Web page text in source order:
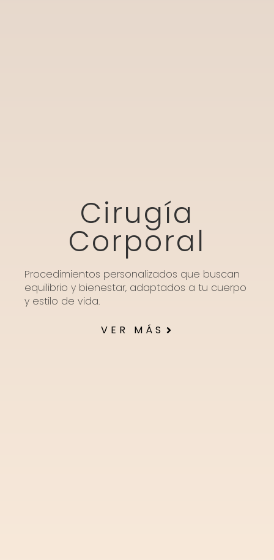
Cirugía
Corporal
Procedimientos personalizados que buscan
equilibrio y bienestar, adaptados a tu cuerpo
y estilo de vida.
VER MÁS